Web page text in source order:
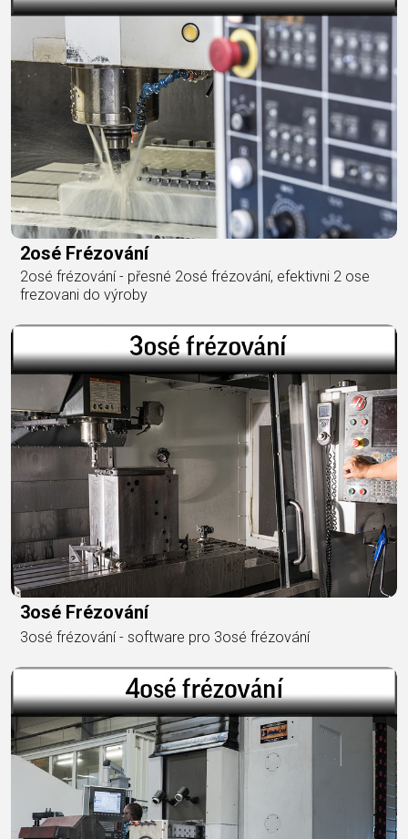
2osé Frézování
2osé frézování - přesné 2osé frézování, efektivni 2 ose
frezovani do výroby
3osé Frézování
3osé frézování - software pro 3osé frézování